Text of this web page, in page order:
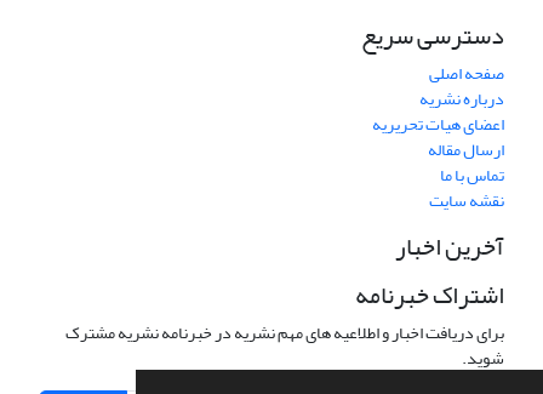
دسترسی سریع
صفحه اصلی
درباره نشریه
اعضای هیات تحریریه
ارسال مقاله
تماس با ما
نقشه سایت
آخرین اخبار
اشتراک خبرنامه
برای دریافت اخبار و اطلاعیه های مهم نشریه در خبرنامه نشریه مشترک
شوید.